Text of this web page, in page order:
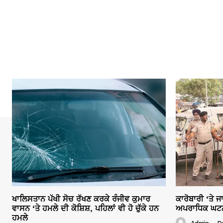
ਖਾਲਿਸਤਾਨ ਪੱਖੀ ਸੋਚ ਰੱਖਣ ਕਰਕੇ ਰੰਜੀਵ ਕੁਮਾਰ
ਵਾਸਨ ‘ਤੇ ਹਮਲੇ ਦੀ ਕੋਸ਼ਿਸ਼, ਪਹਿਲਾਂ ਵੀ ਹੋ ਚੁੱਕੇ ਹਨ
ਹਮਲੇ
ਕਾਰੋਬਾਰੀ ‘ਤੇ
ਅਪਰਾਧਿਕ